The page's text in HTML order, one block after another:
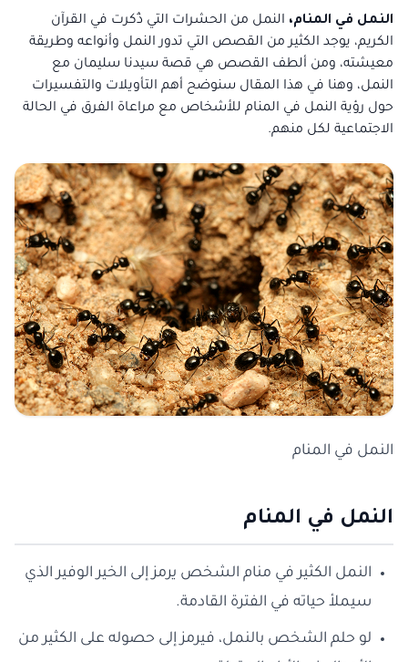
النمل في المنام، النمل من الحشرات التي ذُكرت في القرآن
الكريم، يوجد الكثير من القصص التي تدور النمل وأنواعه وطريقة
معيشته، ومن ألطف القصص هي قصة سيدنا سليمان مع
النمل، وهنا في هذا المقال سنوضح أهم التأويلات والتفسيرات
حول رؤية النمل في المنام للأشخاص مع مراعاة الفرق في الحالة
الاجتماعية لكل منهم.
النمل في المنام
النمل في المنام
النمل الكثير في منام الشخص يرمز إلى الخير الوفير الذي
سيملأ حياته في الفترة القادمة.
لو حلم الشخص بالنمل، فيرمز إلى حصوله على الكثير من